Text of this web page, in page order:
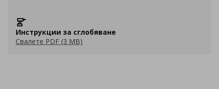
Инструкции за сглобяване
Свалете PDF (3 MB)